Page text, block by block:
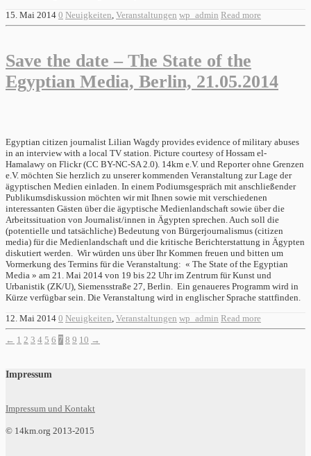
15. Mai 2014 0 Neuigkeiten Veranstaltungen wp_admin Read more
Save the date – The State of the
Egyptian Media, Berlin, 21.05.2014
Egyptian citizen journalist Lilian Wagdy provides evidence of military abuses
in an interview with a local TV station. Picture courtesy of Hossam el-
Hamalawy on Flickr (CC BY-NC-SA 2.0). 14km e.V. und Reporter ohne Grenzen
e.V. möchten Sie herzlich zu unserer kommenden Veranstaltung zur Lage der
ägyptischen Medien einladen. In einem Podiumsgespräch mit anschließender
Publikumsdiskussion möchten wir mit Ihnen sowie mit verschiedenen
interessanten Gästen über die ägyptische Medienlandschaft sowie über die
Arbeitssituation von Journalist/innen in Ägypten sprechen. Auch soll die
(potentielle und tatsächliche) Bedeutung von Bürgerjournalismus (citizen
media) für die Medienlandschaft und die kritische Berichterstattung in Ägypten
diskutiert werden. Wir würden uns über Ihr Kommen freuen und bitten um
Vormerkung des Termins für die Veranstaltung: « The State of the Egyptian
Media » am 21. Mai 2014 von 19 bis 22 Uhr im Zentrum für Kunst und
Urbanistik (ZK/U), Siemensstraße 27, Berlin. Ein genaueres Programm wird in
Kürze verfügbar sein. Die Veranstaltung wird in englischer Sprache stattfinden.
12. Mai 2014 0 Neuigkeiten Veranstaltungen wp_admin Read more
← 1 2 3 4 5 6 7 8 9 10 →
Impressum
Impressum und Kontakt
© 14km.org 2013-2015